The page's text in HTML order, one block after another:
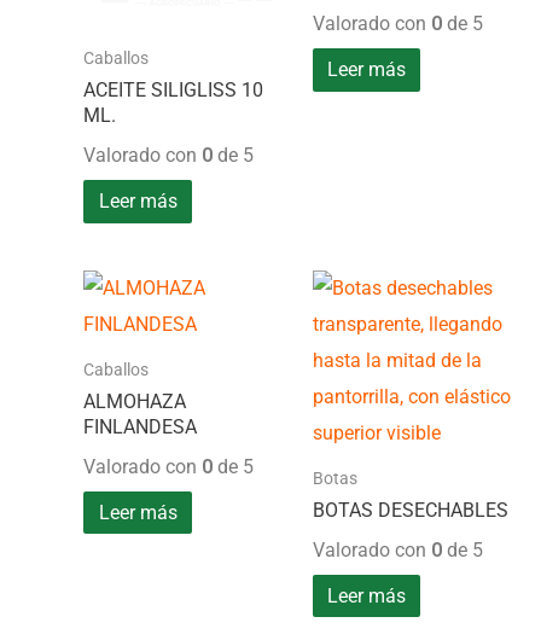
Caballos
ACEITE SILIGLISS 10
ML.
Valorado con 0 de 5
Leer más
Valorado con 0de 5
Leer más
Caballos
ALMOHAZA
FINLANDESA
Valorado con 0 de 5
Leer más
Botas
BOTAS DESECHABLES
Valorado con 0de 5
Leer más